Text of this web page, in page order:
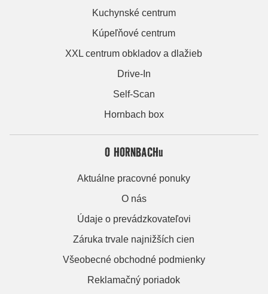
Kuchynské centrum
Kúpeľňové centrum
XXL centrum obkladov a dlažieb
Drive-In
Self-Scan
Hornbach box
O HORNBACHu
Aktuálne pracovné ponuky
O nás
Údaje o prevádzkovateľovi
Záruka trvale najnižších cien
Všeobecné obchodné podmienky
Reklamačný poriadok